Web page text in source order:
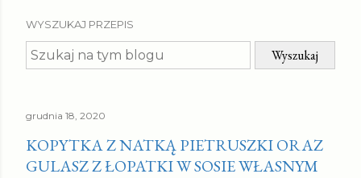
WYSZUKAJ PRZEPIS
grudnia 18, 2020
KOPYTKA Z NATKĄ PIETRUSZKI ORAZ
GULASZ Z ŁOPATKI W SOSIE WŁASNYM